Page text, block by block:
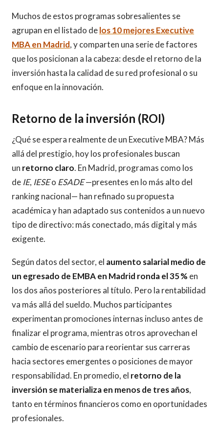
Muchos de estos programas sobresalientes se
agrupan en el listado delos 10 mejores Executive
MBA en Madrid, y comparten una serie de factores
que los posicionan a la cabeza: desde el retorno de la
inversión hasta la calidad de su red profesional o su
enfoque en la innovación.
Retorno de la inversión (ROI)
¿Qué se espera realmente de un Executive MBA? Más
allá del prestigio, hoy los profesionales buscan
un retorno claro. En Madrid, programas como los
de IE, IESEo ESADE—presentes en lo más alto del
ranking nacional— han refinado su propuesta
académica y han adaptado sus contenidos a un nuevo
tipo de directivo: más conectado, más digital y más
exigente.
Según datos del sector, el aumento salarial medio de
un egresado de EMBA en Madrid ronda el 35% en
los dos años posteriores al título. Pero la rentabilidad
va más allá del sueldo. Muchos participantes
experimentan promociones internas incluso antes de
finalizar el programa, mientras otros aprovechan el
cambio de escenario para reorientar sus carreras
hacia sectores emergentes o posiciones de mayor
responsabilidad. En promedio, el retorno de la
inversión se materializa en menos de tres años,
tanto en términos financieros como en oportunidades
profesionales.